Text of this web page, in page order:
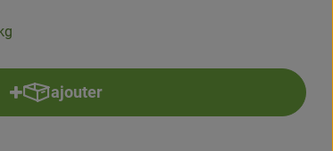
ajouter
Ajouter le produit au panier